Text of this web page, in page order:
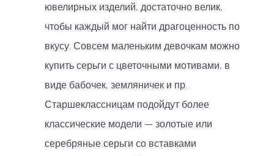
ювелирных изделий, достаточно велик,
чтобы каждый мог найти драгоценность по
вкусу. Совсем маленьким девочкам можно
купить серьги с цветочными мотивами, в
виде бабочек, земляничек и пр.
Старшеклассницам подойдут более
классические модели — золотые или
серебряные серьги со вставками